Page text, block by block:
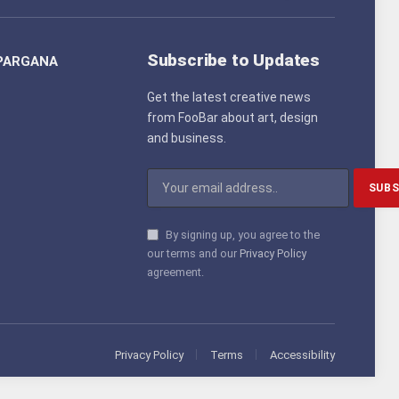
(Twitter)
Subscribe to Updates
Get the latest creative news
from FooBar about art, design
and business.
By signing up, you agree to the
our terms and our Privacy Policy
agreement.
Privacy Policy Terms Accessibility